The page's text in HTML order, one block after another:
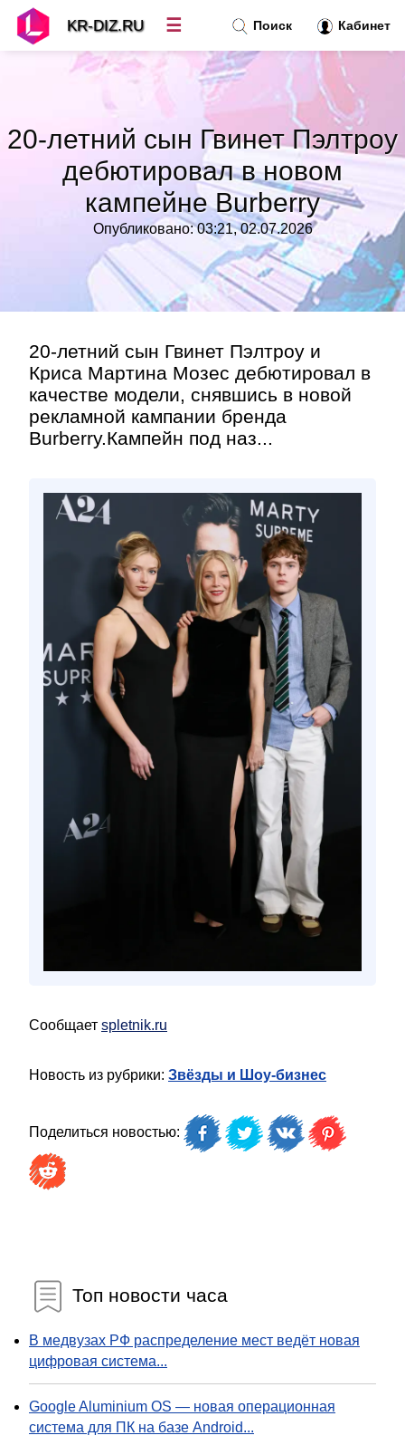
20-летний сын Гвинет Пэлтроу
дебютировал в новом
кампейне Burberry
Опубликовано: 03:21, 02.07.2026
20-летний сын Гвинет Пэлтроу и
Криса Мартина Мозес дебютировал в
качестве модели, снявшись в новой
рекламной кампании бренда
Burberry.Кампейн под наз...
Сообщает spletnik.ru
Новость из рубрики: Звёзды и Шоу-бизнес
Поделиться новостью:
Топ новости часа
В медвузах РФ распределение мест ведёт новая
цифровая система...
Google Aluminium OS — новая операционная
система для ПК на базе Android...
Поиск Кабинет
KR-DIZ.RU ☰
Топ новостей »
Рубрики»
»
Контакт»